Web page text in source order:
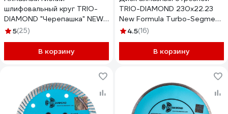
шлифовальный круг TRIO-
DIAMOND "Черепашка" NEW
LINE 100 мм № 100 (сухая
5(25)
В корзину
TRIO-DIAMOND 230x22.23
New Formula Turbo-Segment
TS306
4.5(16)
В корзину